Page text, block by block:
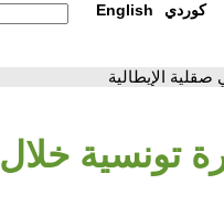
English كوردي
الإيطالية
تونسية خلال